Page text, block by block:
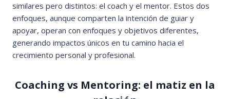
similares pero distintos: el coach y el mentor. Estos dos
enfoques, aunque comparten la intención de guiar y
apoyar, operan con enfoques y objetivos diferentes,
generando impactos únicos en tu camino hacia el
crecimiento personal y profesional.
Coaching vs Mentoring: el matiz en la